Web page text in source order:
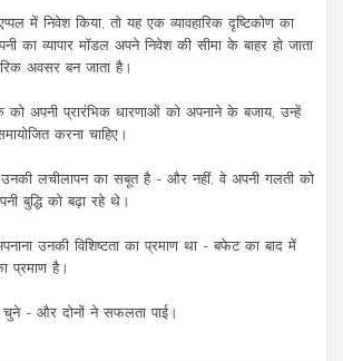
में निवेश किया, तो यह एक व्यावहारिक दृष्टिकोण का
का व्यापार मॉडल अपने निवेश की सीमा के बाहर हो जाता
अवसर बन जाता है।
को अपनी प्रारंभिक धारणाओं को अपनाने के बजाय, उन्हें
करना चाहिए।
लचीलापन का सबूत है - और नहीं, वे अपनी गलती को
बुद्धि को बढ़ा रहे थे।
उनकी विशिष्टता का प्रमाण था - बफेट का बाद में
प्रमाण है।
चुने - और दोनों ने सफलता पाई।